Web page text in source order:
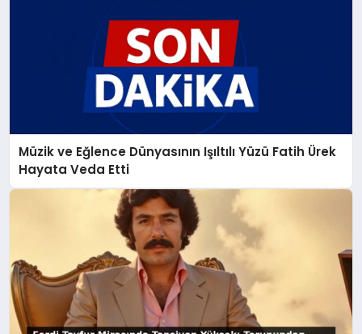
Müzik ve Eğlence Dünyasının Işıltılı Yüzü Fatih Ürek
Hayata Veda Etti